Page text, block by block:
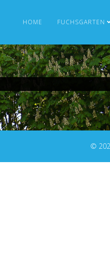
HOME FUCHSGARTEN
©